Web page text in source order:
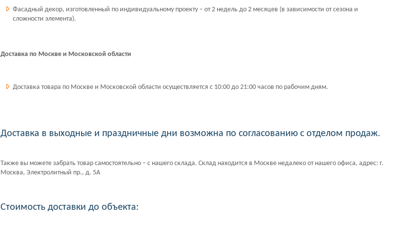
Фасадный декор, изготовленный по индивидуальному проекту – от 2 недель до 2 месяцев (в зависимости от сезона и
сложности элемента).
Доставка по Москве и Московской области
Доставка товара по Москве и Московской области осуществляется с 10:00 до 21:00 часов по рабочим дням.
Доставка в выходные и праздничные дни возможна по согласованию с отделом продаж.
Также вы можете забрать товар самостоятельно – с нашего склада. Склад находится в Москве недалеко от нашего офиса, адрес: г.
Москва, Электролитный пр., д. 5А
Стоимость доставки до объекта: